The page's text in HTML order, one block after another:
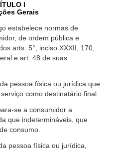
I
Gerais
estabelece normas de
de ordem pública e
arts. 5°, inciso XXXII, 170,
e art. 48 de suas
pessoa física ou jurídica que
como destinatário final.
se a consumidor a
que indetermináveis, que
consumo.
pessoa física ou jurídica,